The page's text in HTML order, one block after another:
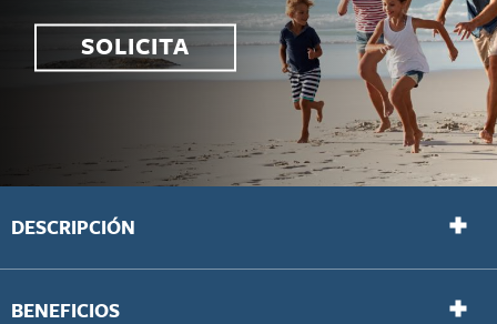
SOLICITA
DESCRIPCIÓN
BENEFICIOS